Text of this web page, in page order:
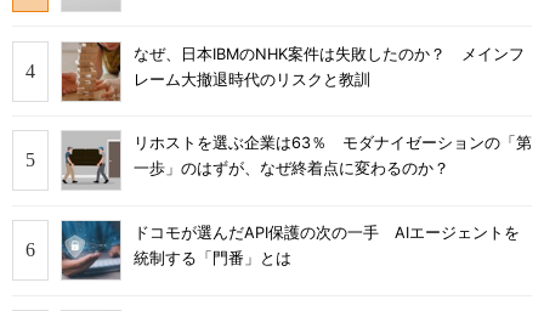
なぜ、日本IBMのNHK案件は失敗したのか？ メインフ
レーム大撤退時代のリスクと教訓
リホストを選ぶ企業は63％ モダナイゼーションの「第
一歩」のはずが、なぜ終着点に変わるのか？
ドコモが選んだAPI保護の次の一手 AIエージェントを
統制する「門番」とは